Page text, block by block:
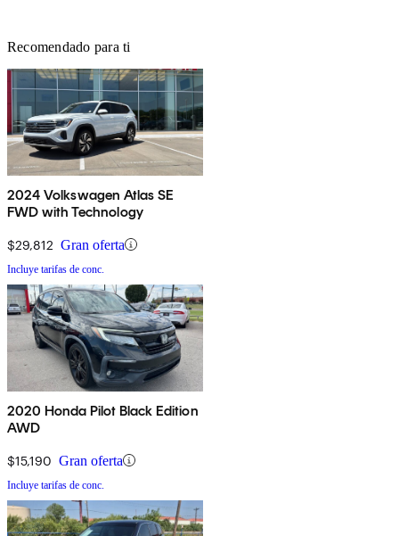
Recomendado para ti
2024 Volkswagen Atlas SE
FWD with Technology
$29,812 Gran oferta
Incluye tarifas de conc.
2020 Honda Pilot Black Edition
AWD
$15,190 Gran oferta
Incluye tarifas de conc.